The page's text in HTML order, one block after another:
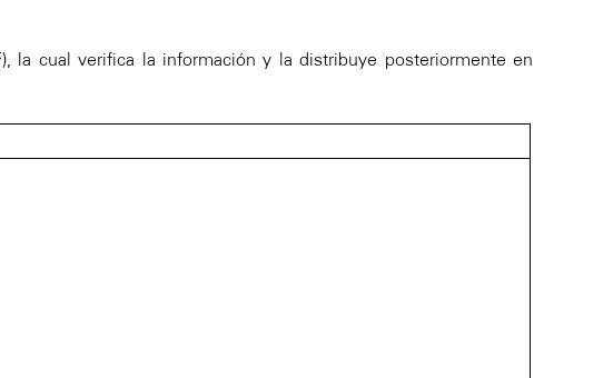
la cual verifica la información y la distribuye posteriormente en